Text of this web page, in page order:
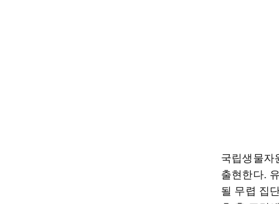
국립생물자
출현한다.
될 무렵 집